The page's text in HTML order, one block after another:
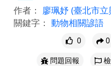
作者： 廖珮妤 (臺北市
關鍵字： 動物相關諺語
0 0
問題回報